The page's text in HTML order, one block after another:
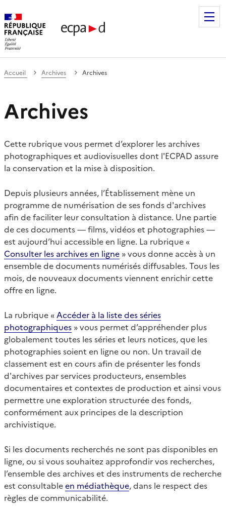
de communication et de production
Accueil Archives Archives
Archives
Cette rubrique vous permet d’explorer les archives
photographiques et audiovisuelles dont l'ECPAD assure
la conservation et la mise à disposition.
Depuis plusieurs années, l’Établissement mène un
programme de numérisation de ses fonds d'archives
afin de faciliter leur consultation à distance. Une partie
de ces documents — films, vidéos et photographies —
est aujourd’hui accessible en ligne. La rubrique «
Consulter les archives en ligne » vous donne accès à un
ensemble de documents numérisés diffusables. Tous les
mois, de nouveaux documents viennent enrichir cette
offre en ligne.
La rubrique « Accéder à la liste des séries
photographiques » vous permet d’appréhender plus
globalement toutes les séries et leurs notices, que les
photographies soient en ligne ou non. Un travail de
classement est en cours afin de présenter les fonds
d'archives par services producteurs, ensembles
documentaires et contextes de production et ainsi vous
permettre une exploration structurée des fonds,
conformément aux principes de la description
archivistique.
Si les documents recherchés ne sont pas disponibles en
ligne, ou si vous souhaitez approfondir vos recherches,
l’ensemble des archives et des instruments de recherche
est consultableen médiathèque, dans le respect des
règles de communicabilité.